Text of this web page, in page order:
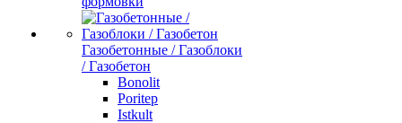
Газобетонные / Газоблоки
/ Газобетон
Bonolit
Poritep
Istkult